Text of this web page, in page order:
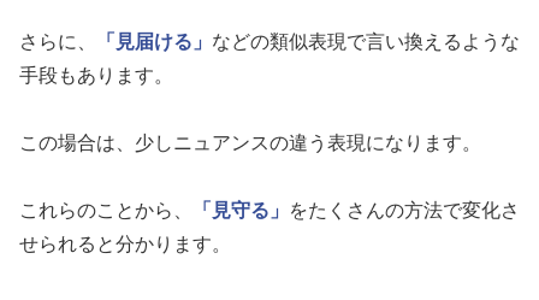
さらに、 「見届ける」 などの類似表現で言い換えるような
手段もあります。
この場合は、少しニュアンスの違う表現になります。
これらのことから、 「見守る」
をたくさんの方法で変化さ
せられると分かります。